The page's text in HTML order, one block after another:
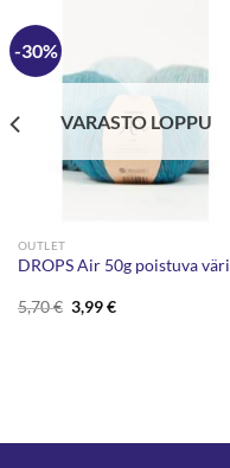
-30%
VARASTO LOPPU
OUTLET
DROPS Air 50g poistuva väri
5,70€ Alkuperäinen
hinta
3,99€Nykyinen